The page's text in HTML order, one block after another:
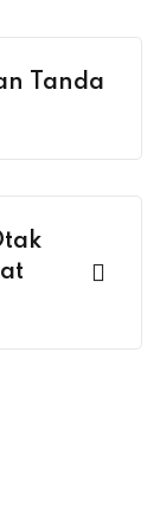
Tanda